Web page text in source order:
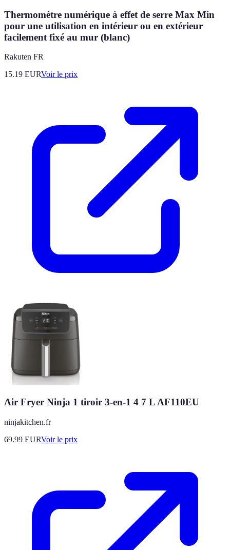
Thermomètre numérique à effet de serre Max Min
pour une utilisation en intérieur ou en extérieur
facilement fixé au mur (blanc)
Rakuten FR
15.19 EURVoir le prix
Air Fryer Ninja 1 tiroir 3-en-1 4 7 L AF110EU
ninjakitchen.fr
69.99 EURVoir le prix